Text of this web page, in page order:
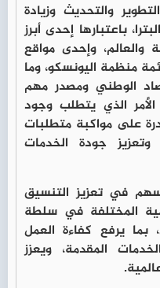
والتحديث وزيادة
باعتبارها إحدى أبرز
والعالم، وإحدى مواقع
منظمة اليونسكو، وما
الوطني ومصدر مهم
الأمر الذي يتطلب وجود
على مواكبة متطلبات
وتعزيز جودة الخدمات
في تعزيز التنسيق
المختلفة في سلطة
بما يرفع كفاءة العمل
المقدمة، ويعزز